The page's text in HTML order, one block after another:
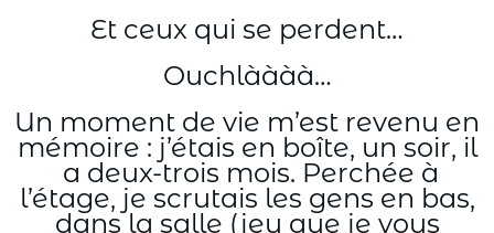
Et ceux qui se perdent…
Ouchlàààà…
Un moment de vie m’est revenu en
mémoire : j’étais en boîte, un soir, il
a deux-trois mois. Perchée à
l’étage, je scrutais les gens en bas,
dans la salle (jeu que je vous